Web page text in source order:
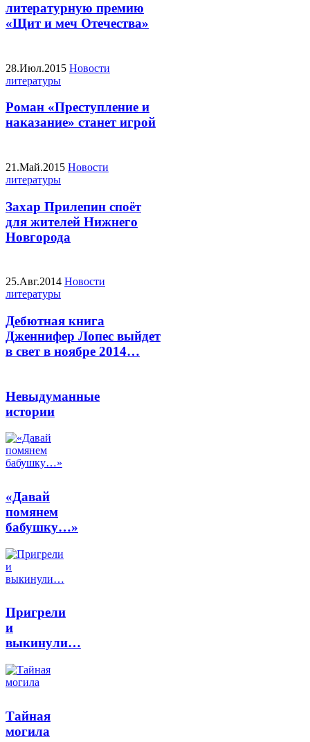
литературную премию
«Щит и меч Отечества»
28.Июл.2015 Новости
литературы
Роман «Преступление и
наказание» станет игрой
21.Май.2015 Новости
литературы
Захар Прилепин споёт
для жителей Нижнего
Новгорода
25.Авг.2014 Новости
литературы
Дебютная книга
Дженнифер Лопес выйдет
в свет в ноябре 2014…
Невыдуманные
истории
«Давай
помянем
бабушку…»
Пригрели
и
выкинули…
Тайная
могила